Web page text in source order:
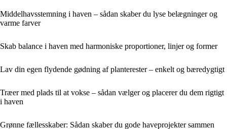
Middelhavsstemning i haven – sådan skaber du lyse belægninger og
varme farver
Skab balance i haven med harmoniske proportioner, linjer og former
Lav din egen flydende gødning af planterester – enkelt og bæredygtigt
Træer med plads til at vokse – sådan vælger og placerer du dem rigtigt
i haven
Grønne fællesskaber: Sådan skaber du gode haveprojekter sammen